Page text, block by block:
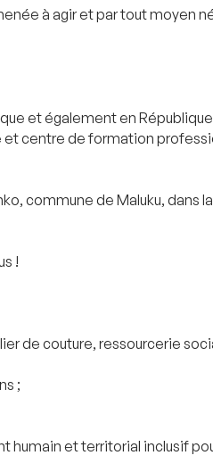
à agir et par tout moyen
et également en
centre de formation
commune de Maluku, dans
!
de couture, ressourcerie
;
humain et territorial inclusif